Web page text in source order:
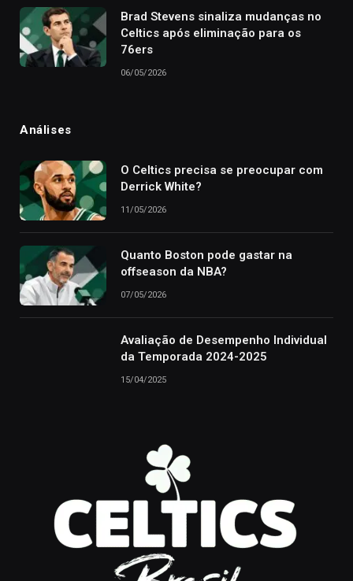
Brad Stevens sinaliza mudanças no
Celtics após eliminação para os
76ers
06/05/2026
Análises
O Celtics precisa se preocupar com
Derrick White?
11/05/2026
Quanto Boston pode gastar na
offseason da NBA?
07/05/2026
Avaliação de Desempenho Individual
da Temporada 2024-2025
15/04/2025